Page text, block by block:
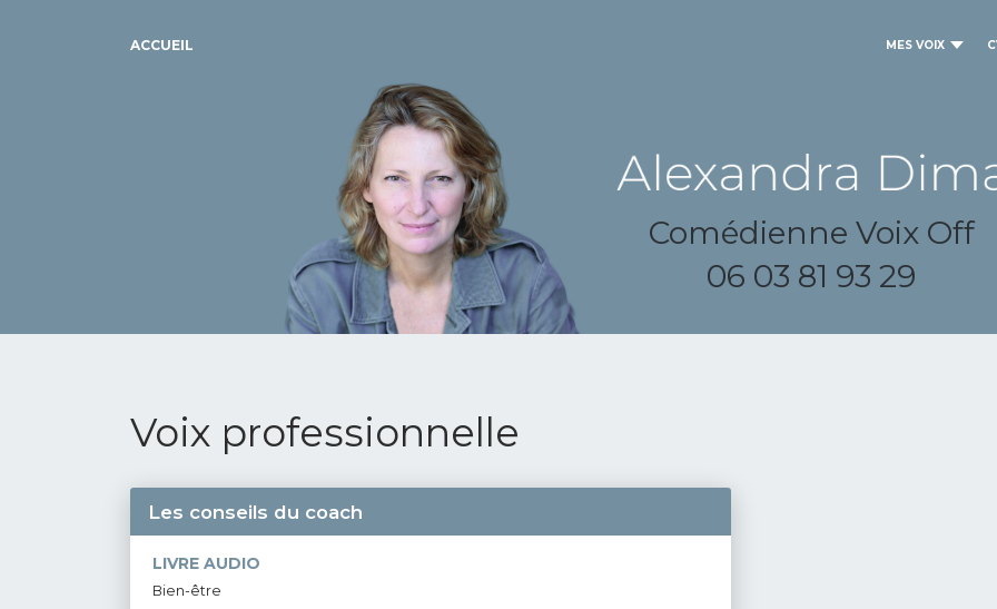
ACCUEIL MES VOIX
Comédienne Voix Off
06 03 81 93 29
Voix professionnelle
Les conseils du coach
LIVRE AUDIO
Bien-être